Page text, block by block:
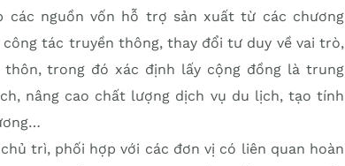
các nguồn vốn hỗ trợ sản xuất từ các chương
tác truyền thông, thay đổi tư duy về vai trò,
trong đó xác định lấy cộng đồng là trung
nâng cao chất lượng dịch vụ du lịch, tạo tính
trì, phối hợp với các đơn vị có liên quan hoàn